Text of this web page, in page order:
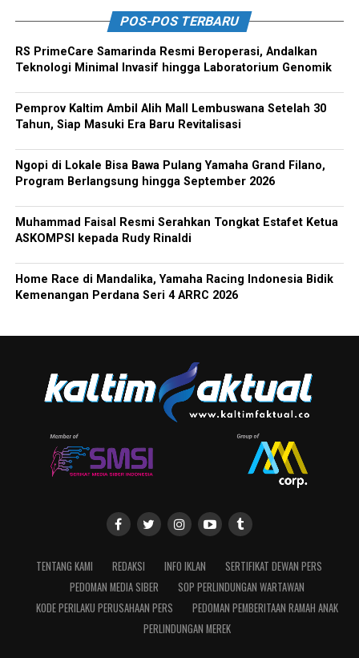
POS-POS TERBARU
RS PrimeCare Samarinda Resmi Beroperasi, Andalkan
Teknologi Minimal Invasif hingga Laboratorium Genomik
Pemprov Kaltim Ambil Alih Mall Lembuswana Setelah 30
Tahun, Siap Masuki Era Baru Revitalisasi
Ngopi di Lokale Bisa Bawa Pulang Yamaha Grand Filano,
Program Berlangsung hingga September 2026
Muhammad Faisal Resmi Serahkan Tongkat Estafet Ketua
ASKOMPSI kepada Rudy Rinaldi
Home Race di Mandalika, Yamaha Racing Indonesia Bidik
Kemenangan Perdana Seri 4 ARRC 2026
TENTANG KAMI REDAKSI INFO IKLAN
SERTIFIKAT DEWAN PERS
PEDOMAN MEDIA SIBER
SOP PERLINDUNGAN WARTAWAN
KODE PERILAKU PERUSAHAAN PERS
PEDOMAN PEMBERITAAN RAMAH ANAK
PERLINDUNGAN MEREK